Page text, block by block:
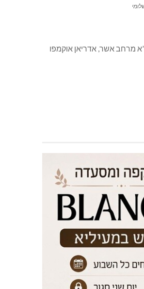
מרחב אשר, אדריאן אוקמפו